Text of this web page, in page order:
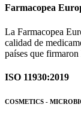
Farmacopea
La Farmacopea
calidad de
países que
ISO 11930:2019
COSMETICS -